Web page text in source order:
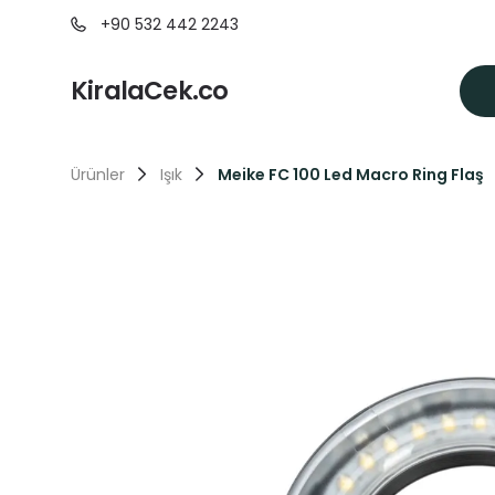
+90 532 442 2243
KiralaCek.co
Ürünler Işık Meike FC 100 Led Macro Ring Flaş